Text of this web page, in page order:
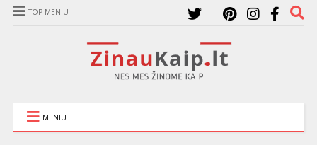
TOP MENIU
MENIU